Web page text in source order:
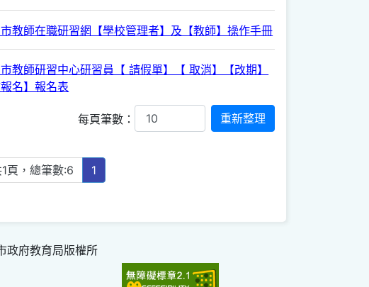
教師在職研習網【學校管理者】及【教師】操作手冊
教師研習中心研習員【 請假單】【 取消】【改期】
報名】報名表
每頁筆數：
頁，總筆數:6 1
府教育局版權所